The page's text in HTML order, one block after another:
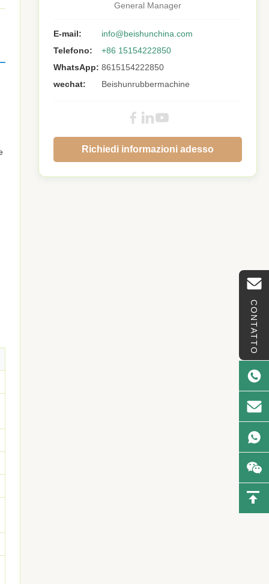
CONTATTO
General Manager
E-mail:
info@beishunchina.com
Telefono:
+86 15154222850
WhatsApp: 8615154222850
wechat:
Beishunrubbermachine
Richiedi informazioni adesso